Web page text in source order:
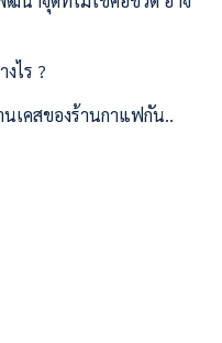
ไร ?
นเคสของร้านกาแฟกัน..